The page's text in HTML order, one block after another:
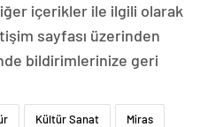
içerikler ile ilgili olarak
sayfası üzerinden
bildirimlerinize geri
Kültür Sanat Miras